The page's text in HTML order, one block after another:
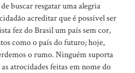
buscar resgatar uma alegria
acreditar que é possível ser
fez do Brasil um país sem cor,
como o país do futuro; hoje,
o rumo. Ninguém suporta
atrocidades feitas em nome do